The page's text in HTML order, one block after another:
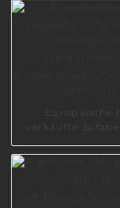
Europäische
verkaufte